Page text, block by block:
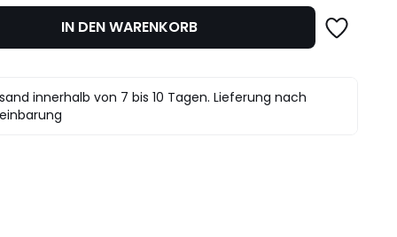
LAST
IN DEN WARENKORB
innerhalb von 7 bis 10 Tagen. Lieferung nach